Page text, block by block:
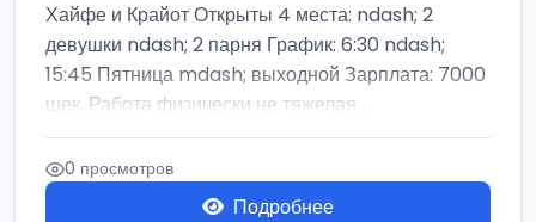
Хайфе и Крайот Открыты 4 места: ndash; 2
девушки ndash; 2 парня График: 6:30 ndash;
15:45 Пятница mdash; выходной Зарплата: 7000
шек. Работа физически не тяжелая ...
0 просмотров
Подробнее